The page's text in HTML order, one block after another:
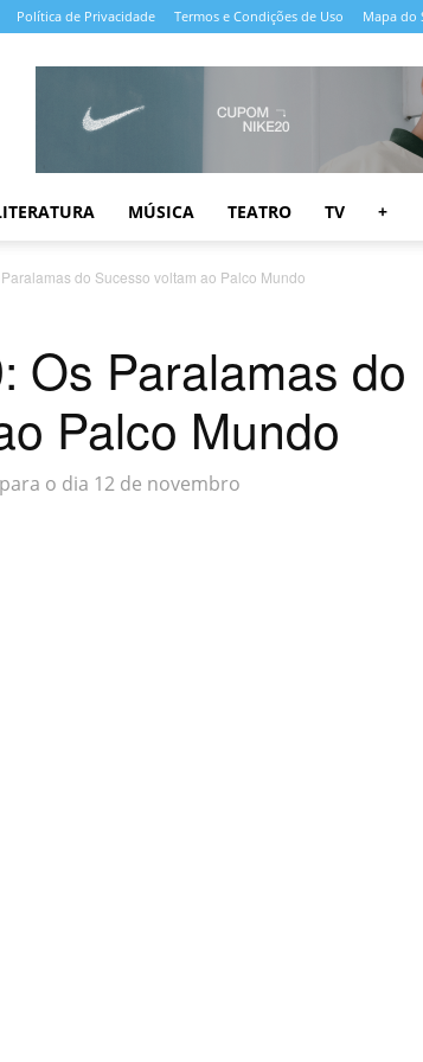
Política de Privacidade Termos e Condições de Uso Mapa do
MÚSICA TEATRO TV +
do Sucesso voltam ao Palco Mundo
Os Paralamas do
Palco Mundo
o dia 12 de novembro